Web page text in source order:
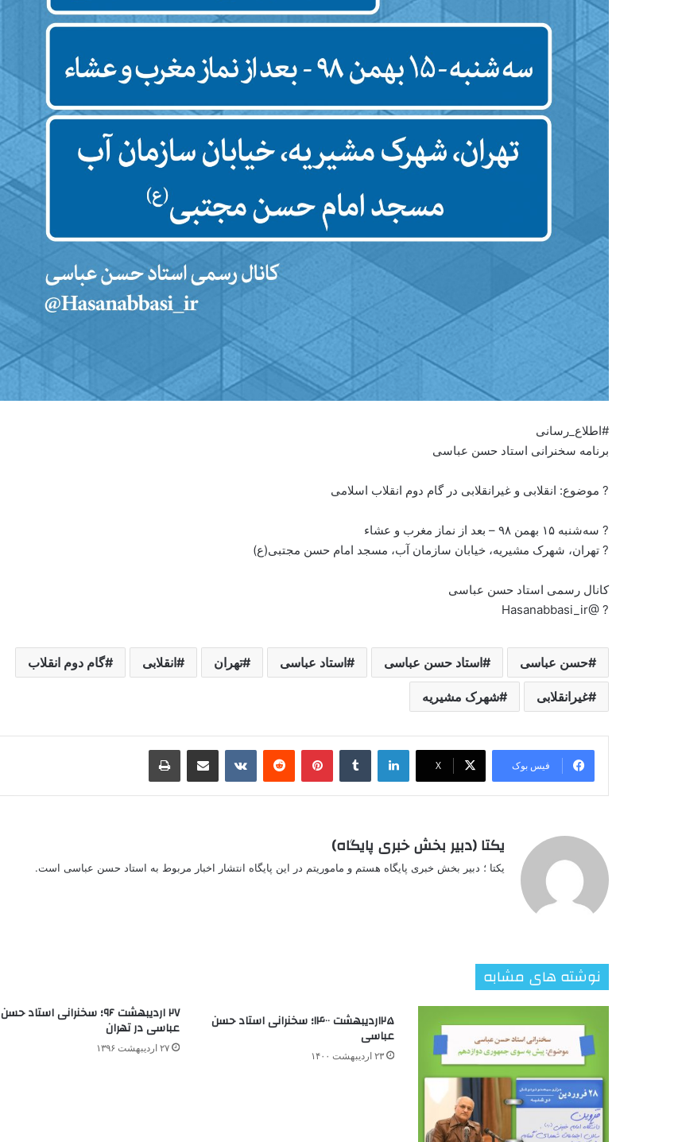
#اطلاع_رسانی
برنامه سخنرانی استاد حسن عباسی
? موضوع: انقلابی و غیرانقلابی در گام دوم انقلاب اسلامی
? سه‌شنبه ۱۵ بهمن ۹۸ – بعد از نماز مغرب و عشاء
? تهران، شهرک مشیریه، خیابان سازمان آب، مسجد امام حسن مجتبی(ع)
کانال رسمی استاد حسن عباسی
? @Hasanabbasi_ir
حسن عباسی استاد حسن عباسی استاد عباسی تهران انقلابی گام دوم انقلاب
غیرانقلابی شهرک مشیریه
فیس بوک X
لینکدین ‫تامبلر ‫پین‌ترست‫رددیت ‫VKontakteاشتراک گذاری از طریق ایمیل چاپ
یکتا (دبیر بخش خبری پایگاه)
یکتا ؛ دبیر بخش خبری پایگاه هستم و ماموریتم در این پایگاه انتشار اخبار مربوط به استاد حسن عباسی است.
نوشته های مشابه
۲۵اردیبهشت ۱۴۰۰؛ سخنرانی استاد حسن
عباسی
۲۳ اردیبهشت ۱۴۰۰
۲۷ اردیبهشت ۹۶؛ سخنرانی استاد حسن
عباسی در تهران
۲۷ اردیبهشت ۱۳۹۶